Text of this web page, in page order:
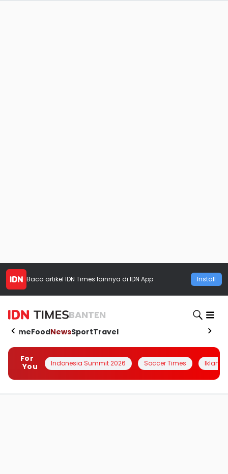
Baca artikel IDN Times lainnya di IDN App Install
BANTEN
HomeFoodNewsSportTravel
For
You
Indonesia Summit 2026 Soccer Times Iklanin